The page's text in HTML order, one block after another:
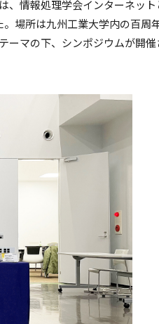
情報処理学会インターネッ
場所は九州工業大学内の百周
マの下、シンポジウムが開催